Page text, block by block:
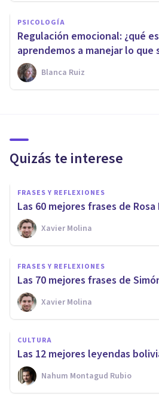
PSICOLOGÍA
Regulación emocional: ¿qué
aprendemos a manejar lo que
Blanca Ruiz
Quizás te interese
FRASES Y REFLEXIONES
Las 60 mejores frases de
Xavier Molina
FRASES Y REFLEXIONES
Las 70 mejores frases de
Xavier Molina
CULTURA
Las 12 mejores leyendas
Nahum Montagud Rubio